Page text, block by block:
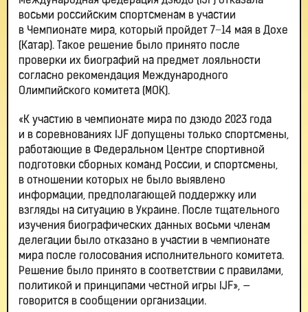
восьми российским спортсменам в участии
в Чемпионате мира, который пройдет 7−14 мая в Дохе
(Катар). Такое решение было принято после
проверки их биографий на предмет лояльности
согласно рекомендация Международного
Олимпийского комитета (МОК).
«К участию в чемпионате мира по дзюдо 2023 года
и в соревнованиях IJF допущены только спортсмены,
работающие в Федеральном Центре спортивной
подготовки сборных команд России, и спортсмены,
в отношении которых не было выявлено
информации, предполагающей поддержку или
взгляды на ситуацию в Украине. После тщательного
изучения биографических данных восьми членам
делегации было отказано в участии в чемпионате
мира после голосования исполнительного комитета.
Решение было принято в соответствии с правилами,
политикой и принципами честной игры IJF», —
говорится в сообщении организации.